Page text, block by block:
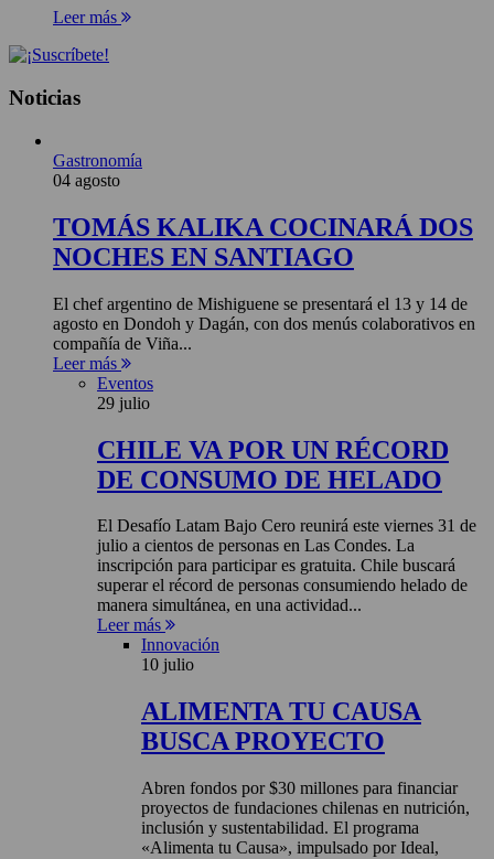
Leer más
Noticias
Gastronomía
04 agosto
TOMÁS KALIKA COCINARÁ DOS
NOCHES EN SANTIAGO
El chef argentino de Mishiguene se presentará el 13 y 14 de
agosto en Dondoh y Dagán, con dos menús colaborativos en
compañía de Viña...
Leer más
Eventos
29 julio
CHILE VA POR UN RÉCORD
DE CONSUMO DE HELADO
El Desafío Latam Bajo Cero reunirá este viernes 31 de
julio a cientos de personas en Las Condes. La
inscripción para participar es gratuita. Chile buscará
superar el récord de personas consumiendo helado de
manera simultánea, en una actividad...
Leer más
Innovación
10 julio
ALIMENTA TU CAUSA
BUSCA PROYECTO
Abren fondos por $30 millones para financiar
proyectos de fundaciones chilenas en nutrición,
inclusión y sustentabilidad. El programa
«Alimenta tu Causa», impulsado por Ideal,